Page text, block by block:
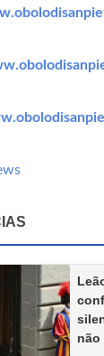
não